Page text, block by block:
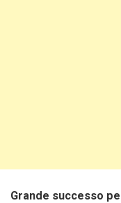
Grande successo